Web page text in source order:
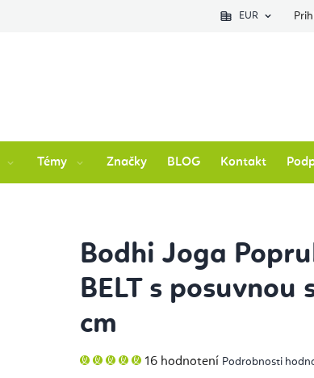
EUR
Témy Značky BLOG Kontakt
Bodhi Joga
BELT s posuvnou
cm
Priemerné
hodnotenie
16 hodnotení Podrobnosti